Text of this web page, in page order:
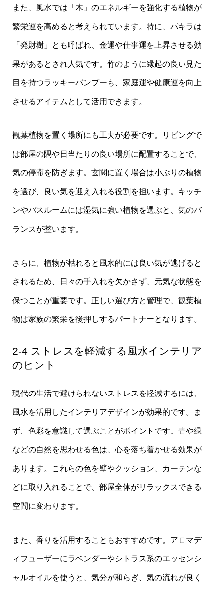
また、風水では「木」のエネルギーを強化する植物が
繁栄運を高めると考えられています。特に、パキラは
「発財樹」とも呼ばれ、金運や仕事運を上昇させる効
果があるとされ人気です。竹のように縁起の良い見た
目を持つラッキーバンブーも、家庭運や健康運を向上
させるアイテムとして活用できます。
観葉植物を置く場所にも工夫が必要です。リビングで
は部屋の隅や日当たりの良い場所に配置することで、
気の停滞を防ぎます。玄関に置く場合は小ぶりの植物
を選び、良い気を迎え入れる役割を担います。キッチ
ンやバスルームには湿気に強い植物を選ぶと、気のバ
ランスが整います。
さらに、植物が枯れると風水的には良い気が逃げると
されるため、日々の手入れを欠かさず、元気な状態を
保つことが重要です。正しい選び方と管理で、観葉植
物は家族の繁栄を後押しするパートナーとなります。
2-4 ストレスを軽減する風水インテリア
のヒント
現代の生活で避けられないストレスを軽減するには、
風水を活用したインテリアデザインが効果的です。ま
ず、色彩を意識して選ぶことがポイントです。青や緑
などの自然を思わせる色は、心を落ち着かせる効果が
あります。これらの色を壁やクッション、カーテンな
どに取り入れることで、部屋全体がリラックスできる
空間に変わります。
また、香りを活用することもおすすめです。アロマデ
ィフューザーにラベンダーやシトラス系のエッセンシ
ャルオイルを使うと、気分が和らぎ、気の流れが良く